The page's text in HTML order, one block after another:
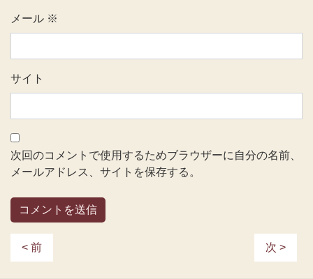
メール ※
サイト
次回のコメントで使用するためブラウザーに自分の名前、
メールアドレス、サイトを保存する。
< 前 次 >